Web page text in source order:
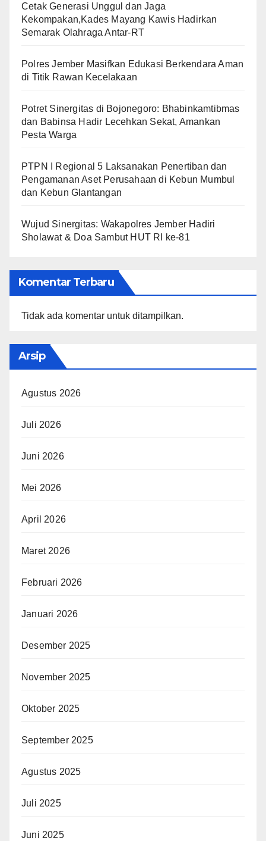
Cetak Generasi Unggul dan Jaga
Kekompakan,Kades Mayang Kawis Hadirkan
Semarak Olahraga Antar-RT
Polres Jember Masifkan Edukasi Berkendara Aman
di Titik Rawan Kecelakaan
​Potret Sinergitas di Bojonegoro: Bhabinkamtibmas
dan Babinsa Hadir Lecehkan Sekat, Amankan
Pesta Warga
PTPN I Regional 5 Laksanakan Penertiban dan
Pengamanan Aset Perusahaan di Kebun Mumbul
dan Kebun Glantangan
Wujud Sinergitas: Wakapolres Jember Hadiri
Sholawat & Doa Sambut HUT RI ke-81
Komentar Terbaru
Tidak ada komentar untuk ditampilkan.
Arsip
Agustus 2026
Juli 2026
Juni 2026
Mei 2026
April 2026
Maret 2026
Februari 2026
Januari 2026
Desember 2025
November 2025
Oktober 2025
September 2025
Agustus 2025
Juli 2025
Juni 2025